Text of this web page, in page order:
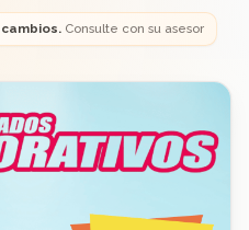
Consulte con su asesor